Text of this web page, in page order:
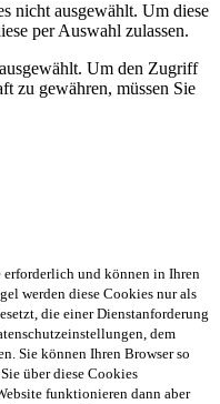
nicht ausgewählt. Um diese
per Auswahl zulassen.
Um den Zugriff
zu gewähren, müssen Sie
erforderlich und können in Ihren
werden diese Cookies nur als
die einer Dienstanforderung
dem
Sie können Ihren Browser so
über diese Cookies
funktionieren dann aber